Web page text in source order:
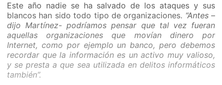
Este año nadie se ha salvado de los ataques y sus
blancos han sido todo tipo de organizaciones. “Antes –
dijo Martínez- podríamos pensar que tal vez fueran
aquellas organizaciones que movían dinero por
Internet, como por ejemplo un banco, pero debemos
recordar que la información es un activo muy valioso,
y se presta a que sea utilizada en delitos informáticos
también”.